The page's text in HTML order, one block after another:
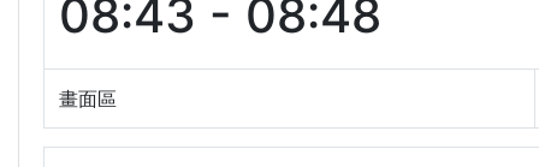
08:43 - 08:48
畫面區